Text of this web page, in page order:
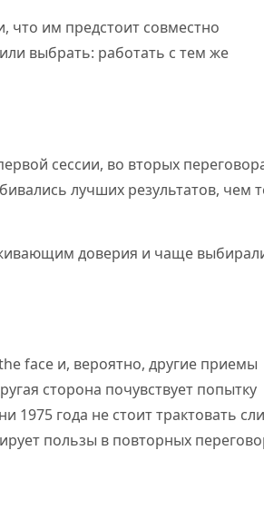
что им предстоит совместно
выбрать: работать с тем же
сессии, во вторых
лучших результатов, чем
доверия и чаще
face и, вероятно, другие приемы
сторона почувствует попытку
1975 года не стоит трактовать
пользы в повторных